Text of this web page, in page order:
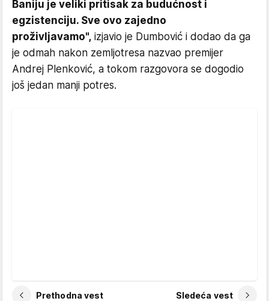
Baniju je veliki pritisak za budućnost i
egzistenciju. Sve ovo zajedno
proživljavamo", izjavio je Dumbović i dodao da ga
je odmah nakon zemljotresa nazvao premijer
Andrej Plenković, a tokom razgovora se dogodio
još jedan manji potres.
Prethodna vest Sledeća vest